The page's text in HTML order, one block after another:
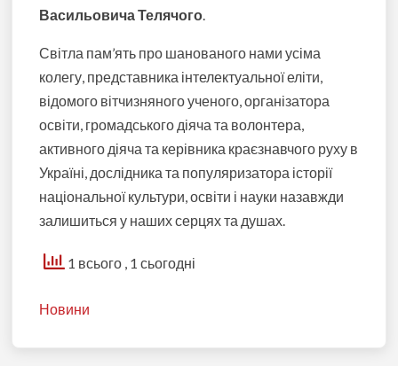
Васильовича Телячого.
Світла пам’ять про шанованого нами усіма
колегу, представника інтелектуальної еліти,
відомого вітчизняного ученого, організатора
освіти, громадського діяча та волонтера,
активного діяча та керівника краєзнавчого руху в
Україні, дослідника та популяризатора історії
національної культури, освіти і науки назавжди
залишиться у наших серцях та душах.
1 всього , 1 сьогодні
Новини